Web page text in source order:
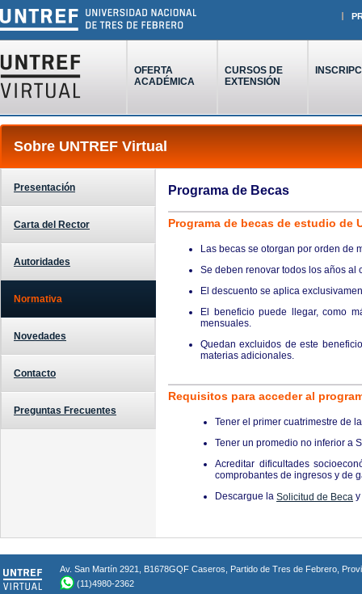
OFERTA
ACADÉMICA
CURSOS DE
EXTENSIÓN
Sobre UNTREF Virtual
Presentación
Carta del Rector
Autoridades
Normativa
Novedades
Contacto
Preguntas Frecuentes
Programa de Becas
Programa de becas de estudio de
Las becas se otorgan por orden de
Se deben renovar todos los años al
El descuento se aplica
El beneficio puede llegar, como
mensuales.
Quedan excluidos de este
materias adicionales.
Requisitos para acceder al
Tener el primer cuatrimestre de
Tener un promedio no inferior a
Acreditar dificultades
comprobantes de ingresos y de
Descargue la Solicitud de Beca
Av. San Martín 2921, B1678GQF Caseros, Partido de Tres de Febrero,
(11)4980-2362